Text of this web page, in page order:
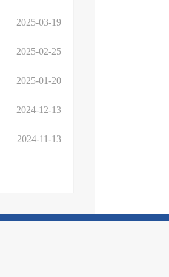
2025-03-19
2025-02-25
2025-01-20
2024-12-13
2024-11-13